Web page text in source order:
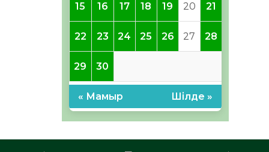
15 16 17 18 19 20 21
22 23 24 25 26 27 28
29 30
« Мамыр Шілде »